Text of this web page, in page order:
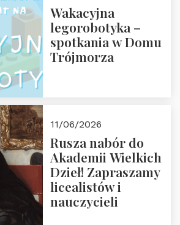
Wakacyjna
legorobotyka –
spotkania w Domu
Trójmorza
11/06/2026
Rusza nabór do
Akademii Wielkich
Dzieł! Zapraszamy
licealistów i
nauczycieli